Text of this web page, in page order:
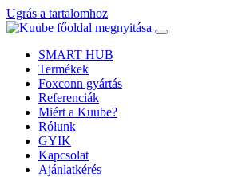
Ugrás a tartalomhoz
SMART HUB
Termékek
Foxconn gyártás
Referenciák
Miért a Kuube?
Rólunk
GYIK
Kapcsolat
Ajánlatkérés